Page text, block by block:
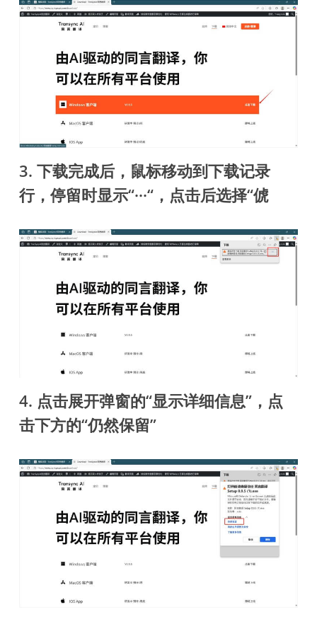
3. 下载完成后，鼠标移动到下载记录
行，停留时显示“···“，点击后选择“俿
4. 点击展开弹窗的“显示详细信息”，点
击下方的“仍然保留”